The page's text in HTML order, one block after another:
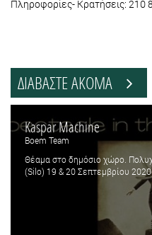
Πληροφορίες- Κρατήσεις: 210
ΔΙΑΒΑΣΤΕ ΑΚΟΜΑ
Kaspar Machine
Boem Team
Θέαμα στο δημόσιο χώρο.
(Silo) 19 & 20 Σεπτεμβρίου 2020